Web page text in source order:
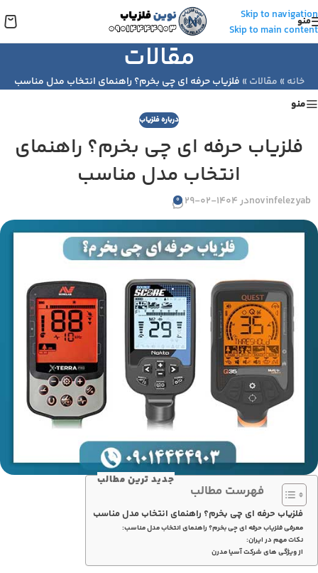
Skip to navigation
Skip to main content
منو
مقالات
خانه » مقالات » فلزیاب حرفه‌ ای چی بخرم؟ راهنمای انتخاب مدل مناسب
منو
درباره فلزیاب
فلزیاب حرفه‌ ای چی بخرم؟ راهنمای
انتخاب مدل مناسب
novinfelezyabدر 1404-02-29 0
جدید ترین مطالب
فهرست مطالب
فلزیاب حرفه‌ ای چی بخرم؟ راهنمای انتخاب مدل مناسب
معرفی فلزیاب حرفه‌ ای چی بخرم؟ راهنمای انتخاب مدل مناسب:
نکات مهم در ایران:
از ویژگی های شرکت آسیا مدرن